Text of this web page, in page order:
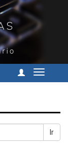
Cambiar
Ir